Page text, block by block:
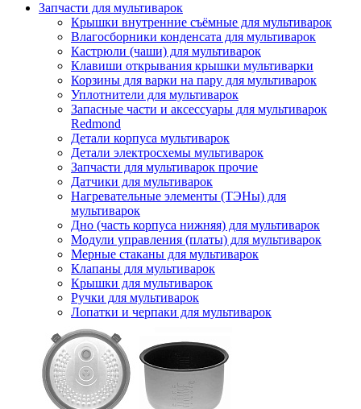
Запчасти для мультиварок
Крышки внутренние съёмные для мультиварок
Влагосборники конденсата для мультиварок
Кастрюли (чаши) для мультиварок
Клавиши открывания крышки мультиварки
Корзины для варки на пару для мультиварок
Уплотнители для мультиварок
Запасные части и аксессуары для мультиварок
Redmond
Детали корпуса мультиварок
Детали электросхемы мультиварок
Запчасти для мультиварок прочие
Датчики для мультиварок
Нагревательные элементы (ТЭНы) для
мультиварок
Дно (часть корпуса нижняя) для мультиварок
Модули управления (платы) для мультиварок
Мерные стаканы для мультиварок
Клапаны для мультиварок
Крышки для мультиварок
Ручки для мультиварок
Лопатки и черпаки для мультиварок